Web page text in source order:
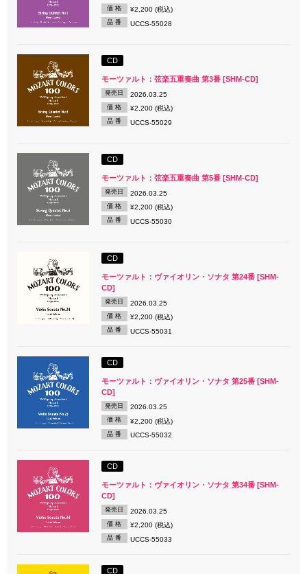
価 格 ¥2,200 (税込)
品 番 UCCS-55028
CD
モーツァルト：弦楽五重奏曲 第3番 [SHM-CD]
発売日 2026.03.25
価 格 ¥2,200 (税込)
品 番 UCCS-55029
CD
モーツァルト：弦楽五重奏曲 第5番 [SHM-CD]
発売日 2026.03.25
価 格 ¥2,200 (税込)
品 番 UCCS-55030
CD
モーツァルト：ヴァイオリン・ソナタ 第24番 [SHM-
CD]
発売日 2026.03.25
価 格 ¥2,200 (税込)
品 番 UCCS-55031
CD
モーツァルト：ヴァイオリン・ソナタ 第25番 [SHM-
CD]
発売日 2026.03.25
価 格 ¥2,200 (税込)
品 番 UCCS-55032
CD
モーツァルト：ヴァイオリン・ソナタ 第34番 [SHM-
CD]
発売日 2026.03.25
価 格 ¥2,200 (税込)
品 番 UCCS-55033
CD